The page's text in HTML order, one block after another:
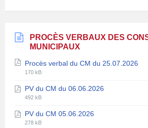
PROCÈS VERBAUX DES
MUNICIPAUX
Procès verbal du CM du 25.07.2026
Extension
fichier:
pdf
Taille
fichier:
170 kB
PV du CM du 06.06.2026
Extension
fichier:
pdf
Taille
fichier:
492 kB
PV du CM 05.06.2026
Extension
Taille
278 kB